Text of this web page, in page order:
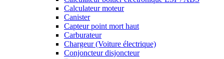
Calculateur moteur
Canister
Capteur point mort haut
Carburateur
Chargeur (Voiture électrique)
Conjoncteur disjoncteur